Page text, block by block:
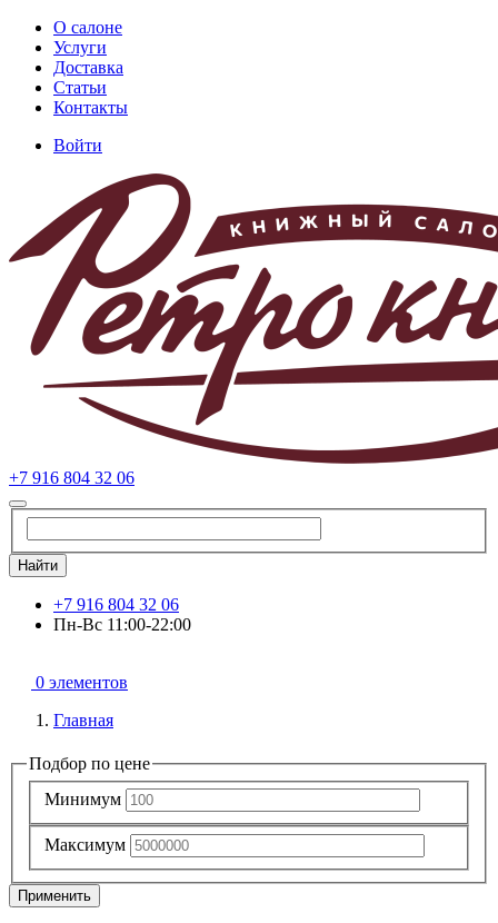
Перейти
основному
содержанию
Основная
навигация
О салоне
Услуги
Доставка
Статьи
Контакты
учётной
записи
пользователя
Войти
+7 916 804 32 06
Найти
+7 916 804 32 06
Пн-Вс 11:00-22:00
0 элементов
Главная
Подбор по цене
Минимум
Максимум
Применить